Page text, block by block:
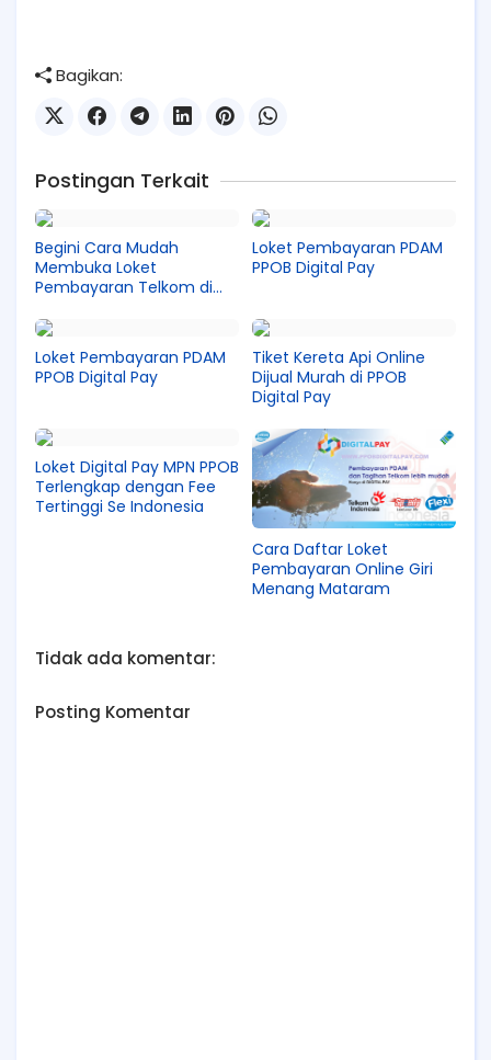
Bagikan:
Postingan Terkait
Begini Cara Mudah
Membuka Loket
Pembayaran Telkom di
Loket Pembayaran PDAM
PPOB Digital Pay
Loket Pembayaran PDAM
PPOB Digital Pay
Tiket Kereta Api Online
Dijual Murah di PPOB
Digital Pay
Loket Digital Pay MPN PPOB
Terlengkap dengan Fee
Tertinggi Se Indonesia
Cara Daftar Loket
Pembayaran Online Giri
Menang Mataram
Tidak ada komentar:
Posting Komentar